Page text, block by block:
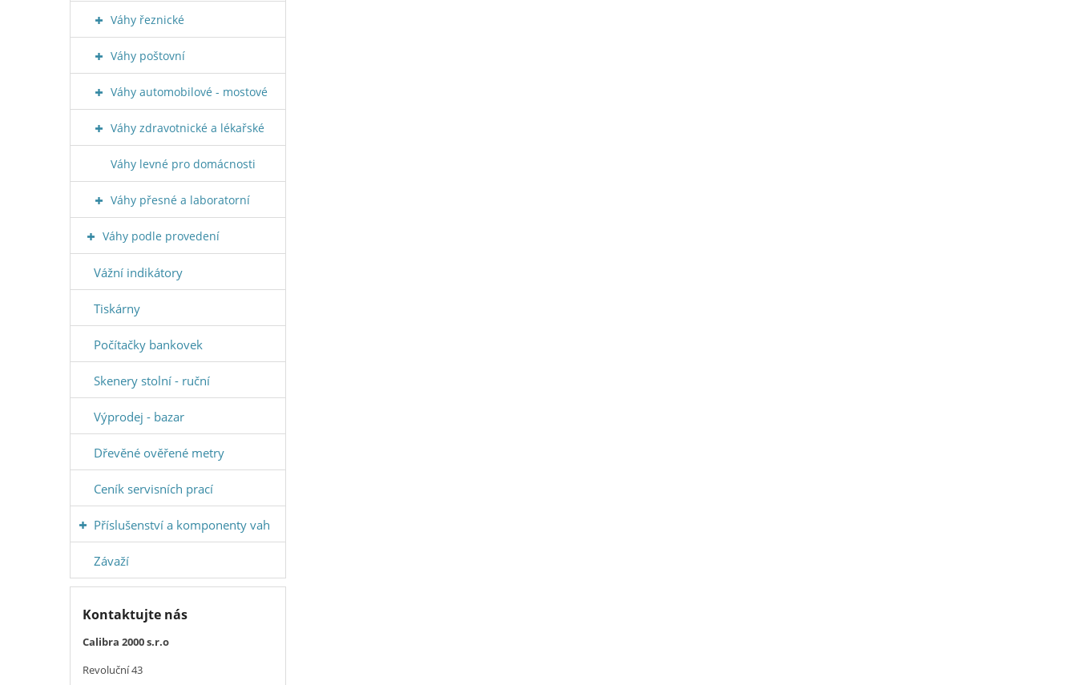
Váhy řeznické
Váhy poštovní
Váhy automobilové - mostové
Váhy zdravotnické a lékařské
Váhy levné pro domácnosti
Váhy přesné a laboratorní
Váhy podle provedení
Vážní indikátory
Tiskárny
Počítačky bankovek
Skenery stolní - ruční
Výprodej - bazar
Dřevěné ověřené metry
Ceník servisních prací
Příslušenství a komponenty vah
Závaží
Kontaktujte nás
Calibra 2000 s.r.o
Revoluční 43